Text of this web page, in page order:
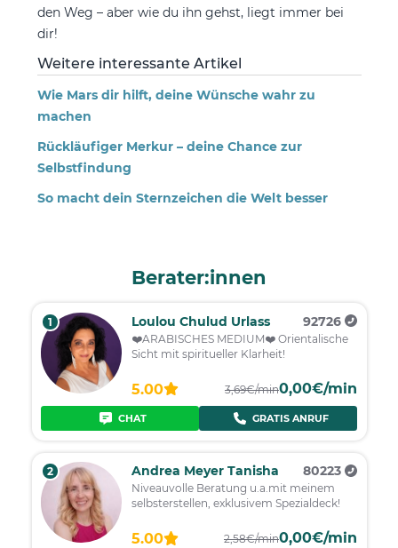
den Weg – aber wie du ihn gehst, liegt immer bei
dir!
Weitere interessante Artikel
Wie Mars dir hilft, deine Wünsche wahr zu
machen
Rückläufiger Merkur – deine Chance zur
Selbstfindung
So macht dein Sternzeichen die Welt besser
Berater:innen
1 Loulou Chulud Urlass 92726
❤️ARABISCHES MEDIUM❤️ Orientalische
Sicht mit spiritueller Klarheit!
5.00 3,69€/min0,00€/min
CHAT GRATIS ANRUF
2 Andrea Meyer Tanisha 80223
Niveauvolle Beratung u.a.mit meinem
selbsterstellen, exklusivem Spezialdeck!
5.00 2,58€/min0,00€/min